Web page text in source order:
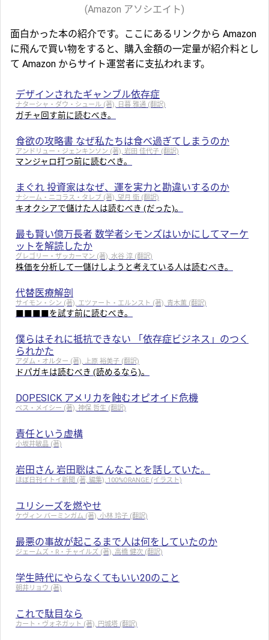
(Amazon アソシエイト)
面白かった本の紹介です。ここにあるリンクから Amazon
に飛んで買い物をすると、購入金額の一定量が紹介料とし
て Amazon からサイト運営者に支払われます。
デザインされたギャンブル依存症
ナターシャ・ダウ・シュール (著), 日暮 雅通 (翻訳)
ガチャ回す前に読むべき。
食欲の攻略書 なぜ私たちは食べ過ぎてしまうのか
アンドリュー・ジェンキンソン (著), 岩田 佳代子 (翻訳)
マンジャロ打つ前に読むべき。
まぐれ 投資家はなぜ、運を実力と勘違いするのか
ナシーム・ニコラス・タレブ (著), 望月 衛 (翻訳)
キオクシアで儲けた人は読むべき (だった)。
最も賢い億万長者 数学者シモンズはいかにしてマーケ
ットを解読したか
グレゴリー・ザッカーマン (著), 水谷 淳 (翻訳)
株価を分析して一儲けしようと考えている人は読むべき。
代替医療解剖
サイモン・シン (著), エツァート・エルンスト (著), 青木薫 (翻訳)
■■■■を試す前に読むべき。
僕らはそれに抵抗できない 「依存症ビジネス」のつく
られかた
アダム・オルター (著), 上原 裕美子 (翻訳)
ドパガキは読むべき (読めるなら)。
DOPESICK アメリカを蝕むオピオイド危機
ベス・メイシー (著), 神保 哲生 (翻訳)
責任という虚構
小坂井敏晶 (著)
岩田さん 岩田聡はこんなことを話していた。
ほぼ日刊イトイ新聞 (著, 編集), 100%ORANGE (イラスト)
ユリシーズを燃やせ
ケヴィン バーミンガム (著), 小林 玲子 (翻訳)
最悪の事故が起こるまで人は何をしていたのか
ジェームズ・R・チャイルズ (著), 高橋 健次 (翻訳)
学生時代にやらなくてもいい20のこと
朝井リョウ (著)
これで駄目なら
カート・ヴォネガット (著), 円城塔 (翻訳)